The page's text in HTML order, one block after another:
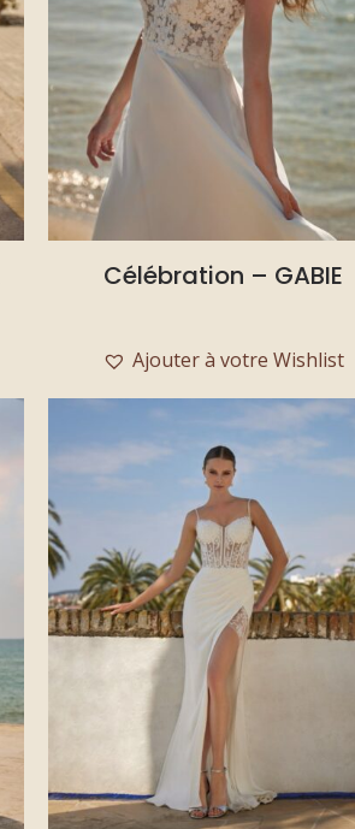
Célébration – GABIE
Ajouter à votre Wishlist